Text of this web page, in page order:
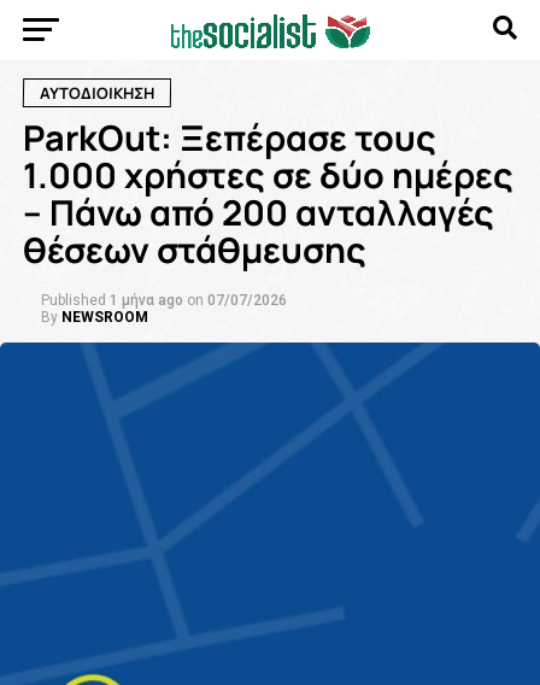
ΑΥΤΟΔΙΟΙΚΗΣΗ
ParkOut: Ξεπέρασε τους
1.000 χρήστες σε δύο ημέρες
– Πάνω από 200 ανταλλαγές
θέσεων στάθμευσης
Published 1 μήνα ago on 07/07/2026
By NEWSROOM